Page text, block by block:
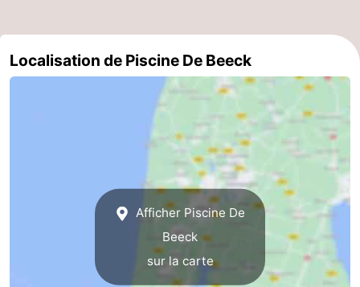
Faire
-Localisation de Piscine De Beeck
Afficher Piscine De
Beeck
sur la carte